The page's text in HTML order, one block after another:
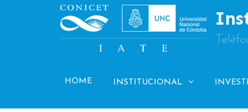
HOME INSTITUCIONAL